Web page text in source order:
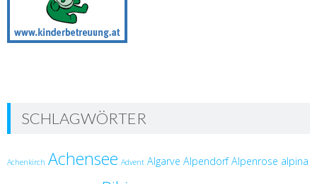
SCHLAGWÖRTER
Achenkirch Achensee Advent Algarve Alpendorf Alpenrose alpina